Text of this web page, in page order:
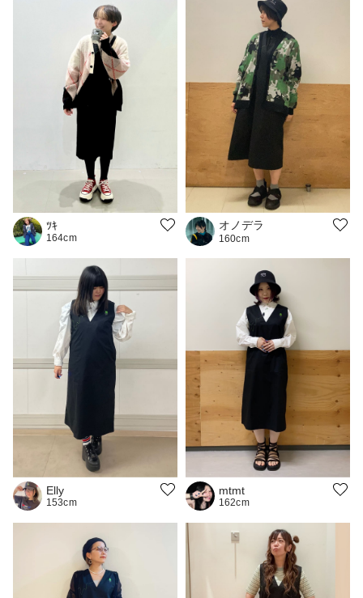
ﾂｷ
164cm
オノデラ
160cm
Elly
153cm
mtmt
162cm